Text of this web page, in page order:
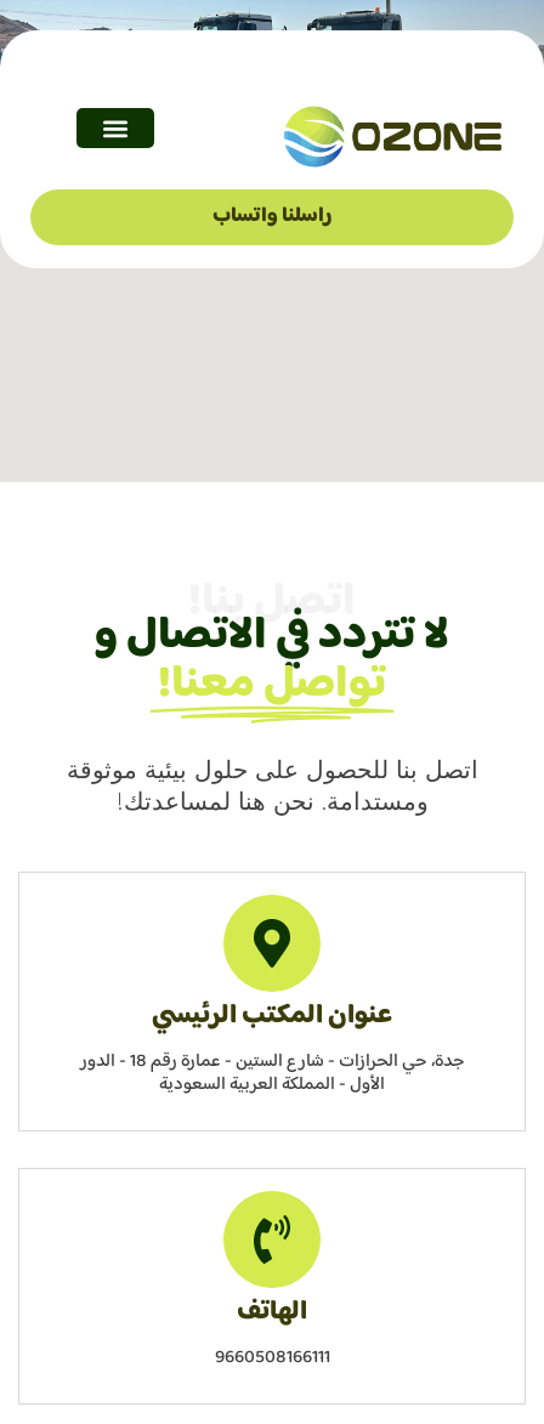
راسلنا واتساب
اتصل بنا
اتصل بنا!
لا تتردد في الاتصال و
تواصل معنا!
اتصل بنا للحصول على حلول بيئية موثوقة
ومستدامة. نحن هنا لمساعدتك!
عنوان المكتب الرئيسي
جدة، حي الحرازات - شارع الستين - عمارة رقم 18 - الدور
الأول - المملكة العربية السعودية
الهاتف
9660508166111